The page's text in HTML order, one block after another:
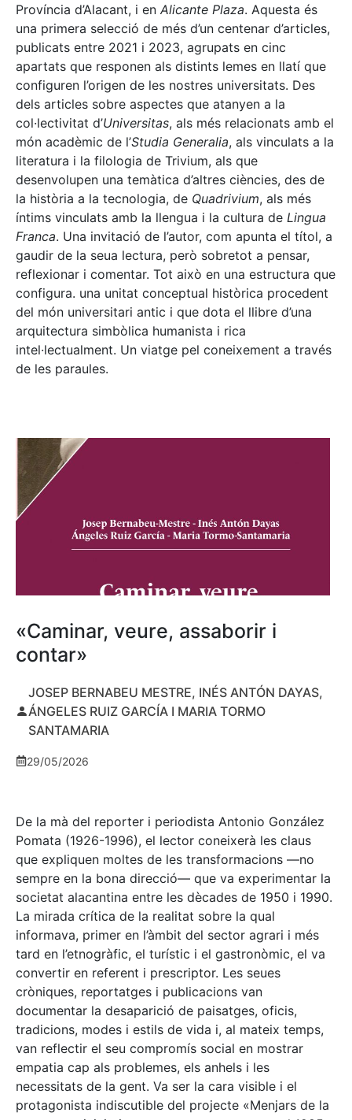
Província d’Alacant, i en Alicante Plaza. Aquesta és
una primera selecció de més d’un centenar d’articles,
publicats entre 2021 i 2023, agrupats en cinc
apartats que responen als distints lemes en llatí que
configuren l’origen de les nostres universitats. Des
dels articles sobre aspectes que atanyen a la
col·lectivitat d’Universitas, als més relacionats amb el
món acadèmic de l’Studia Generalia, als vinculats a la
literatura i la filologia de Trivium, als que
desenvolupen una temàtica d’altres ciències, des de
la història a la tecnologia, de Quadrivium, als més
íntims vinculats amb la llengua i la cultura de Lingua
Franca. Una invitació de l’autor, com apunta el títol, a
gaudir de la seua lectura, però sobretot a pensar,
reflexionar i comentar. Tot això en una estructura que
configura. una unitat conceptual històrica procedent
del món universitari antic i que dota el llibre d’una
arquitectura simbòlica humanista i rica
intel·lectualment. Un viatge pel coneixement a través
de les paraules.
«Caminar, veure, assaborir i
contar»
JOSEP BERNABEU MESTRE, INÉS ANTÓN DAYAS,
ÁNGELES RUIZ GARCÍA I MARIA TORMO
SANTAMARIA
29/05/2026
De la mà del reporter i periodista Antonio González
Pomata (1926-1996), el lector coneixerà les claus
que expliquen moltes de les transformacions —no
sempre en la bona direcció— que va experimentar la
societat alacantina entre les dècades de 1950 i 1990.
La mirada crítica de la realitat sobre la qual
informava, primer en l’àmbit del sector agrari i més
tard en l’etnogràfic, el turístic i el gastronòmic, el va
convertir en referent i prescriptor. Les seues
cròniques, reportatges i publicacions van
documentar la desaparició de paisatges, oficis,
tradicions, modes i estils de vida i, al mateix temps,
van reflectir el seu compromís social en mostrar
empatia cap als problemes, els anhels i les
necessitats de la gent. Va ser la cara visible i el
protagonista indiscutible del projecte «Menjars de la